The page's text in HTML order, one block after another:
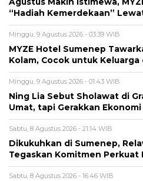
Agustus Makin Istimewa,
“Hadiah Kemerdekaan”
Minggu, 9 Agustus 2026 - 03:39 WIB
MYZE Hotel Sumenep
Kolam, Cocok untuk Keluarga
Minggu, 9 Agustus 2026 - 01:43 WIB
Ning Lia Sebut Sholawat di
Umat, tapi Gerakkan Ekonomi
Sabtu, 8 Agustus 2026 - 21:14 WIB
Dikukuhkan di Sumenep,
Tegaskan Komitmen Perkuat
Sabtu, 8 Agustus 2026 - 16:46 WIB